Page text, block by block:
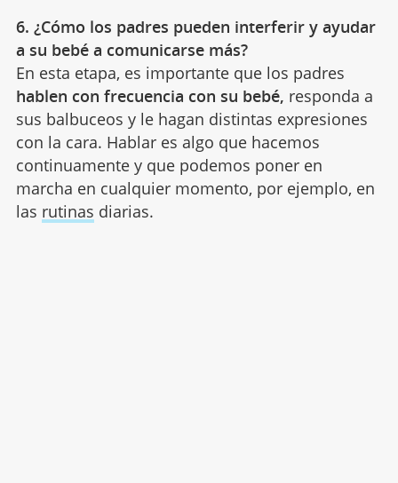
6. ¿Cómo los padres pueden interferir y ayudar
a su bebé a comunicarse más?
En esta etapa, es importante que los padres
hablen con frecuencia con su bebé, responda a
sus balbuceos y le hagan distintas expresiones
con la cara. Hablar es algo que hacemos
continuamente y que podemos poner en
marcha en cualquier momento, por ejemplo, en
las rutinas diarias.